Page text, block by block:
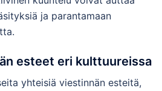
ja parantamaan
esteet eri kulttuureissa
yhteisiä viestinnän esteitä,